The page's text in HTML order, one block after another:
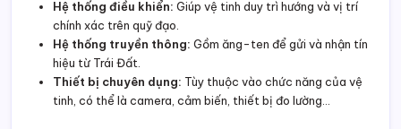
Hệ thống điều khiển: Giúp vệ tinh duy trì hướng và vị trí
chính xác trên quỹ đạo.
Hệ thống truyền thông: Gồm ăng-ten để gửi và nhận tín
hiệu từ Trái Đất.
Thiết bị chuyên dụng: Tùy thuộc vào chức năng của vệ
tinh, có thể là camera, cảm biến, thiết bị đo lường…